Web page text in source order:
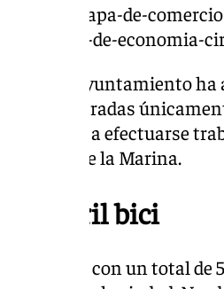
un-ecomapa-de-
su-plan-de-economia-
el Ayuntamiento
estar centradas
van a efectuarse
Plaza de la Marina.
de carril bici
cuenta con un total